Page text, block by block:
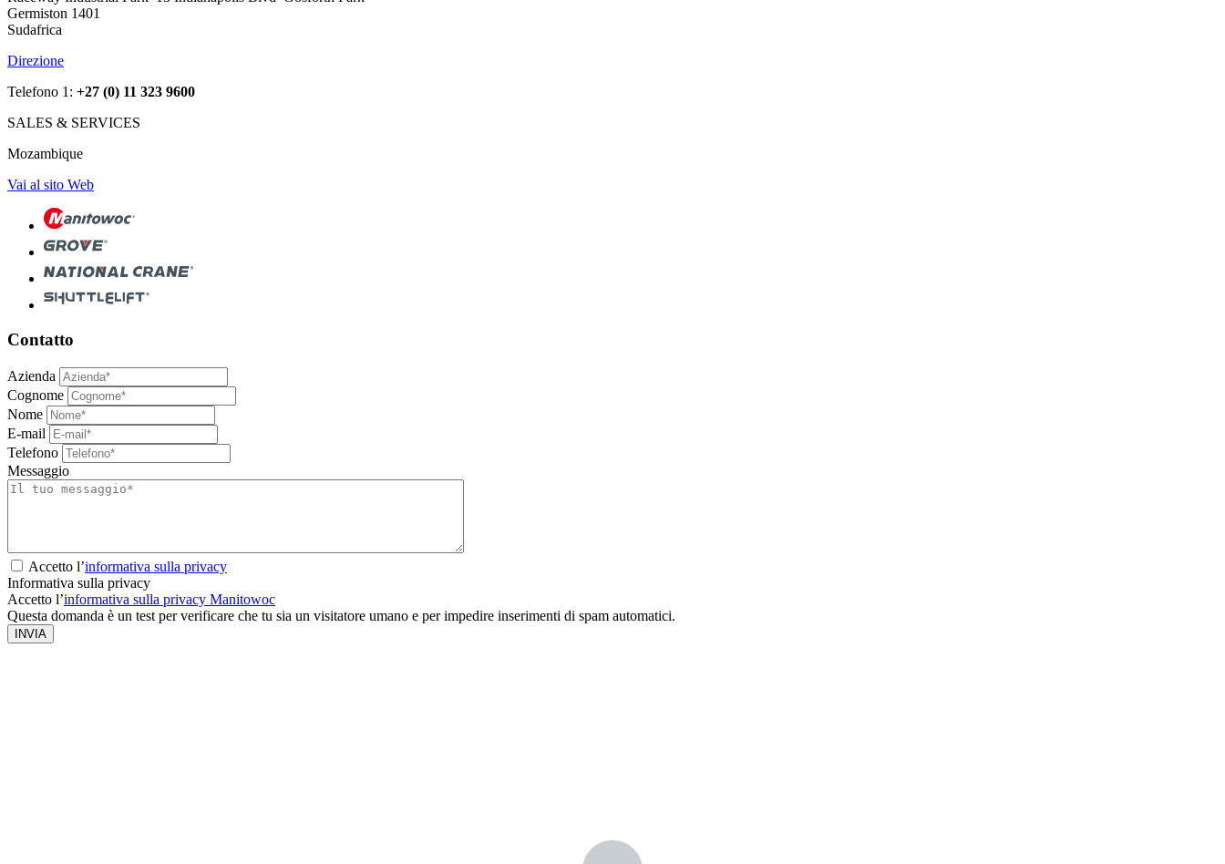
Germiston 1401
Sudafrica
Direzione
Telefono 1: +27 (0) 11 323 9600
SALES & SERVICES
Mozambique
Vai al sito Web
Contatto
Azienda
Cognome
Nome
E-mail
Telefono
Messaggio
Accetto l’informativa sulla privacy
Informativa sulla privacy
Accetto l’informativa sulla privacy Manitowoc
Questa domanda è un test per verificare che tu sia un visitatore umano e per impedire inserimenti di spam automatici.